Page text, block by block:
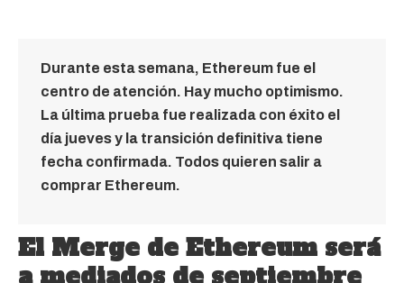
Durante esta semana, Ethereum fue el
centro de atención. Hay mucho optimismo.
La última prueba fue realizada con éxito el
día jueves y la transición definitiva tiene
fecha confirmada. Todos quieren salir a
comprar Ethereum.
El Merge de Ethereum será